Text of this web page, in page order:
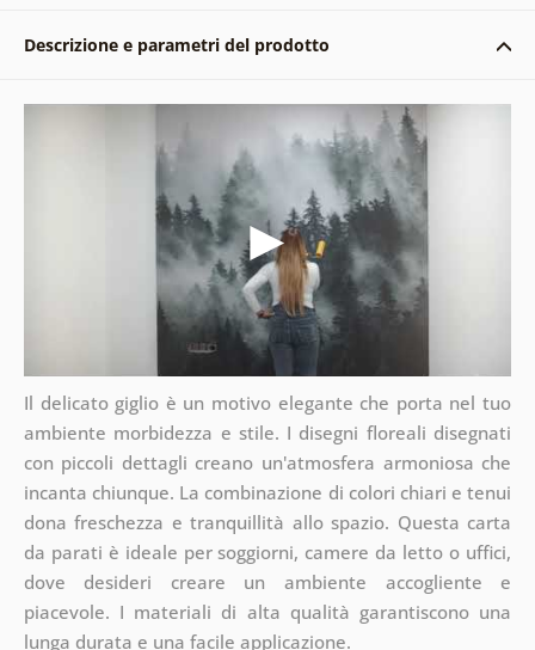
Descrizione e parametri del prodotto
Il delicato giglio è un motivo elegante che porta nel tuo
ambiente morbidezza e stile. I disegni floreali disegnati
con piccoli dettagli creano un'atmosfera armoniosa che
incanta chiunque. La combinazione di colori chiari e tenui
dona freschezza e tranquillità allo spazio. Questa carta
da parati è ideale per soggiorni, camere da letto o uffici,
dove desideri creare un ambiente accogliente e
piacevole. I materiali di alta qualità garantiscono una
lunga durata e una facile applicazione.